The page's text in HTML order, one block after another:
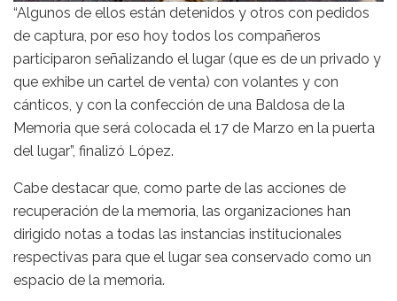
“Algunos de ellos están detenidos y otros con pedidos
de captura, por eso hoy todos los compañeros
participaron señalizando el lugar (que es de un privado y
que exhibe un cartel de venta) con volantes y con
cánticos, y con la confección de una Baldosa de la
Memoria que será colocada el 17 de Marzo en la puerta
del lugar”, finalizó López.
Cabe destacar que, como parte de las acciones de
recuperación de la memoria, las organizaciones han
dirigido notas a todas las instancias institucionales
respectivas para que el lugar sea conservado como un
espacio de la memoria.